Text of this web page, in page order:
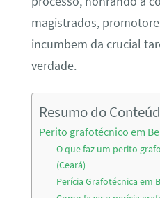
magistrados,
incumbem da crucial
verdade.
Resumo do
Perito grafotécnico em
O que faz um perito
(Ceará)
Perícia Grafotécnica em